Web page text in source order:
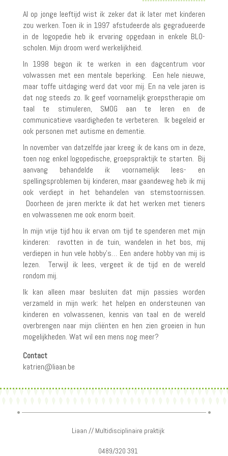
Al op jonge leeftijd wist ik zeker dat ik later met kinderen
zou werken. Toen ik in 1997 afstudeerde als gegradueerde
in de logopedie heb ik ervaring opgedaan in enkele BLO-
scholen. Mijn droom werd werkelijkheid.
In 1998 begon ik te werken in een dagcentrum voor
volwassen met een mentale beperking. Een hele nieuwe,
maar toffe uitdaging werd dat voor mij. En na vele jaren is
dat nog steeds zo. Ik geef voornamelijk groepstherapie om
taal te stimuleren, SMOG aan te leren en de
communicatieve vaardigheden te verbeteren. Ik begeleid er
ook personen met autisme en dementie.
In november van datzelfde jaar kreeg ik de kans om in deze,
toen nog enkel logopedische, groepspraktijk te starten. Bij
aanvang behandelde ik voornamelijk lees- en
spellingsproblemen bij kinderen, maar gaandeweg heb ik mij
ook verdiept in het behandelen van stemstoornissen.
Doorheen de jaren merkte ik dat het werken met tieners
en volwassenen me ook enorm boeit.
In mijn vrije tijd hou ik ervan om tijd te spenderen met mijn
kinderen: ravotten in de tuin, wandelen in het bos, mij
verdiepen in hun vele hobby’s… Een andere hobby van mij is
lezen. Terwijl ik lees, vergeet ik de tijd en de wereld
rondom mij.
Ik kan alleen maar besluiten dat mijn passies worden
verzameld in mijn werk: het helpen en ondersteunen van
kinderen en volwassenen, kennis van taal en de wereld
overbrengen naar mijn cliënten en hen zien groeien in hun
mogelijkheden. Wat wil een mens nog meer?
Contact
katrien@liaan.be
Liaan // Multidisciplinaire praktijk
0489/320 391